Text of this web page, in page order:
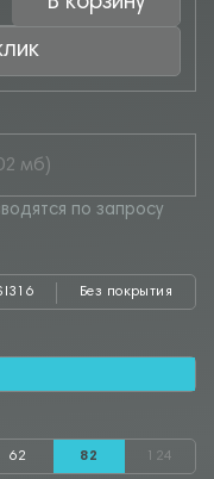
в 1 клик
мб)
по запросу
Без покрытия
62 82 124